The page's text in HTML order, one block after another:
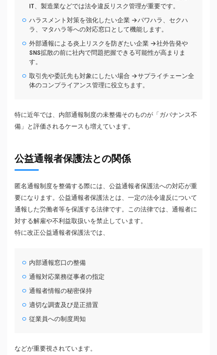
IT、製造業などでは法令違反リスク管理が重要です。
ハラスメント対策を強化したい企業 →パワハラ、セクハ
ラ、マタハラ等への対応窓口として機能します。
外部通報による炎上リスクを防ぎたい企業 →社外告発や
SNS拡散の前に社内で問題把握できる可能性が高まりま
す。
取引先や委託先も対象にしたい場合 →サプライチェーン全
体のコンプライアンス管理に役立ちます。
特に近年では、内部通報制度の未整備そのものが「ガバナンス不
備」と評価されるケースも増えています。
公益通報者保護法との関係
匿名通報制度を整備する際には、公益通報者保護法への対応が重
要になります。公益通報者保護法とは、一定の法令違反について
通報した労働者等を保護する法律です。この法律では、通報者に
対する解雇や不利益取扱いを禁止しています。
特に改正公益通報者保護法では、
内部通報窓口の整備
通報対応業務従事者の指定
通報者情報の秘密保持
適切な調査及び是正措置
従業員への制度周知
などが重要視されています。